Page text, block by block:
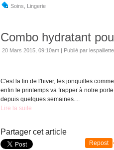
Soins Lingerie
Combo hydratant
20 Mars 2015, 09:10am | Publié par
C'est la fin de l'hiver, les jonquilles
enfin le printemps va frapper à notre
depuis quelques semaines....
Lire la suite
Partager cet article
Repost